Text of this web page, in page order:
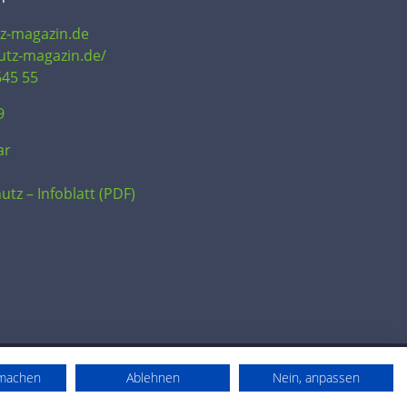
magazin.de
magazin.de/
55
– Infoblatt (PDF)
Ablehnen Nein, anpassen